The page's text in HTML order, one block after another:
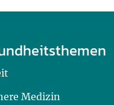
Medizin